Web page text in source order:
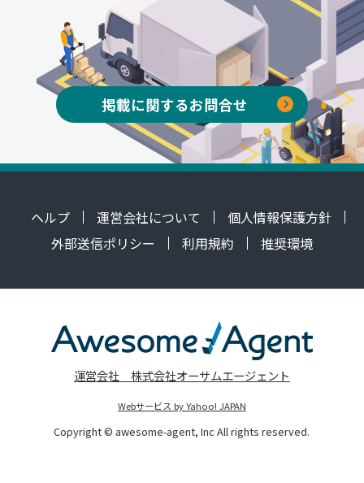
掲載に関するお問合せ
ヘルプ 運営会社について
個人情報保護方針
外部送信ポリシー
利用規約 推奨環境
運営会社 株式会社オーサムエージェント
Webサービス by Yahoo! JAPAN
Copyright © awesome-agent, Inc All rights reserved.